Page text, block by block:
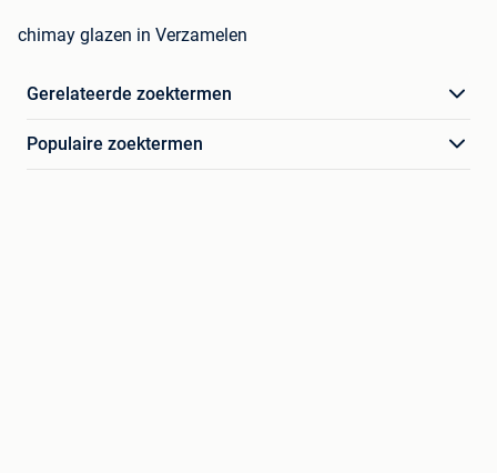
chimay glazen in Verzamelen
Gerelateerde zoektermen
Populaire zoektermen